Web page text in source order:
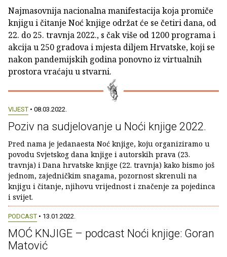
Najmasovnija nacionalna manifestacija koja promiče
knjigu i čitanje Noć knjige održat će se četiri dana, od
22. do 25. travnja 2022., s čak više od 1200 programa i
akcija u 250 gradova i mjesta diljem Hrvatske, koji se
nakon pandemijskih godina ponovno iz virtualnih
prostora vraćaju u stvarni.
VIJEST • 08.03.2022.
Poziv na sudjelovanje u Noći knjige 2022.
Pred nama je jedanaesta Noć knjige, koju organiziramo u
povodu Svjetskog dana knjige i autorskih prava (23.
travnja) i Dana hrvatske knjige (22. travnja) kako bismo još
jednom, zajedničkim snagama, pozornost skrenuli na
knjigu i čitanje, njihovu vrijednost i značenje za pojedinca
i svijet.
PODCAST • 13.01.2022.
MOĆ KNJIGE – podcast Noći knjige: Goran
Matović